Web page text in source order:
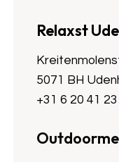
Relaxst
5071 BH
+31 6 20 41 23